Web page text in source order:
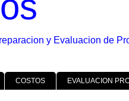
y Evaluacion de
COSTOS EVALUACION